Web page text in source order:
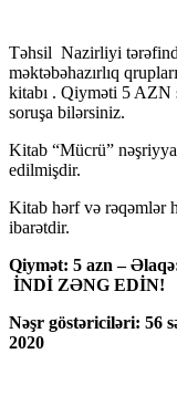
Təhsil Nazirliyi
məktəbəhazırlıq
kitabı . Qiyməti 5 AZN
soruşa bilərsiniz.
Kitab “Mücrü”
edilmişdir.
Kitab hərf və rəqəmlər
ibarətdir.
Qiymət: 5 azn –
İNDİ ZƏNG EDİN!
Nəşr göstəriciləri: 56
2020